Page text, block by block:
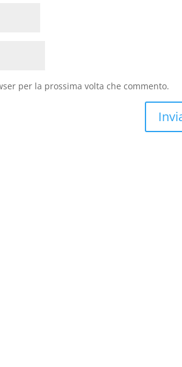
per la prossima volta che commento.